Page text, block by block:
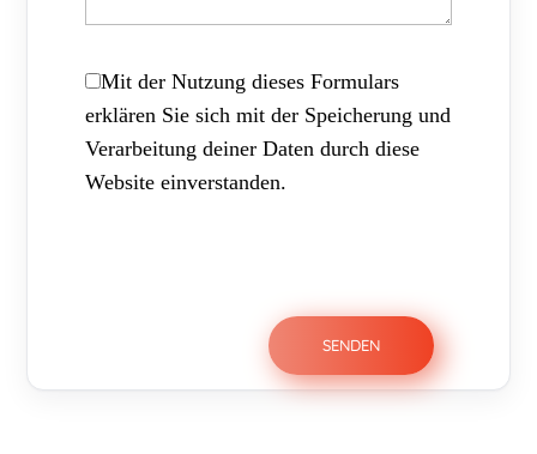
Mit der Nutzung dieses Formulars
erklären Sie sich mit der Speicherung und
Verarbeitung deiner Daten durch diese
Website einverstanden.